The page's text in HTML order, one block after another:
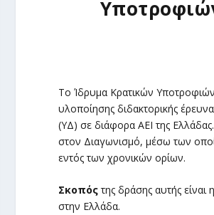
Το Ίδρυμα Κρατικών
υλοποίησης διδακτορικής
(ΥΔ) σε διάφορα ΑΕΙ της
στον Διαγωνισμό, μέσω των
εντός των χρονικών ορίων.
Σκοπόςτης δράσης αυτής
στην Ελλάδα.